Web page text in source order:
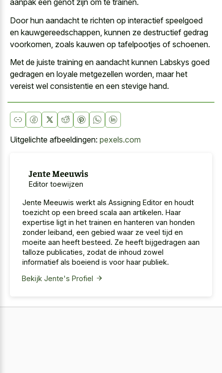
aanpak een genot zijn om te trainen.
Door hun aandacht te richten op interactief speelgoed
en kauwgereedschappen, kunnen ze destructief gedrag
voorkomen, zoals kauwen op tafelpootjes of schoenen.
Met de juiste training en aandacht kunnen Labskys goed
gedragen en loyale metgezellen worden, maar het
vereist wel consistentie en een stevige hand.
Uitgelichte afbeeldingen: pexels.com
Jente Meeuwis
Editor toewijzen
Jente Meeuwis werkt als Assigning Editor en houdt
toezicht op een breed scala aan artikelen. Haar
expertise ligt in het trainen en hanteren van honden
zonder leiband, een gebied waar ze veel tijd en
moeite aan heeft besteed. Ze heeft bijgedragen aan
talloze publicaties, zodat de inhoud zowel
informatief als boeiend is voor haar publiek.
Bekijk Jente's Profiel